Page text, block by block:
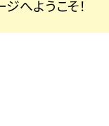
へようこそ！